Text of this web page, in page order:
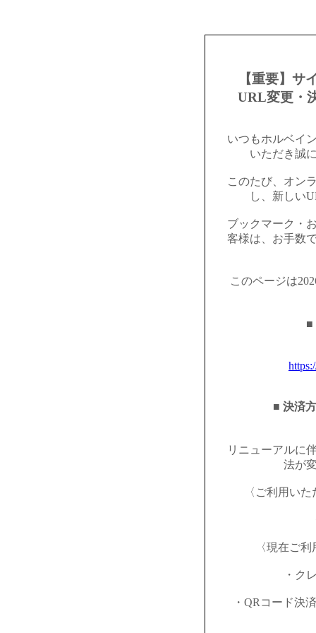
【重要】サ
URL変更・
いつもホルベイ
いただき誠
このたび、オン
し、新しい
ブックマーク・
客様は、お手数
このページは
■
■ 決済
リニューアルに
法が
〈ご利用い
〈現在ご
・ク
・QRコード決